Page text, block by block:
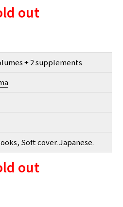
out
+ 2 supplements
Soft cover. Japanese.
out